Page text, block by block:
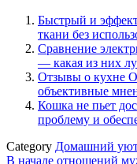
Быстрый и
ткани без
Сравнение
— какая из них
Отзывы о кухне
объективные
Кошка не пьет
проблему и
Category Домашний
В начале отношений